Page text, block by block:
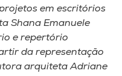
em escritórios
Shana Emanuele
e repertório
da representação
arquiteta Adriane